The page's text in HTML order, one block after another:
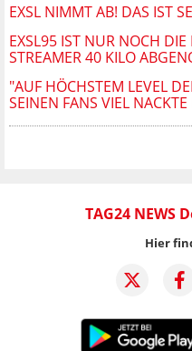
EXSL NIMMT AB! DAS IST
EXSL95 IST NUR NOCH
STREAMER 40 KILO
"AUF HÖCHSTEM LEVEL
SEINEN FANS VIEL
TAG24 NEWS
Hier